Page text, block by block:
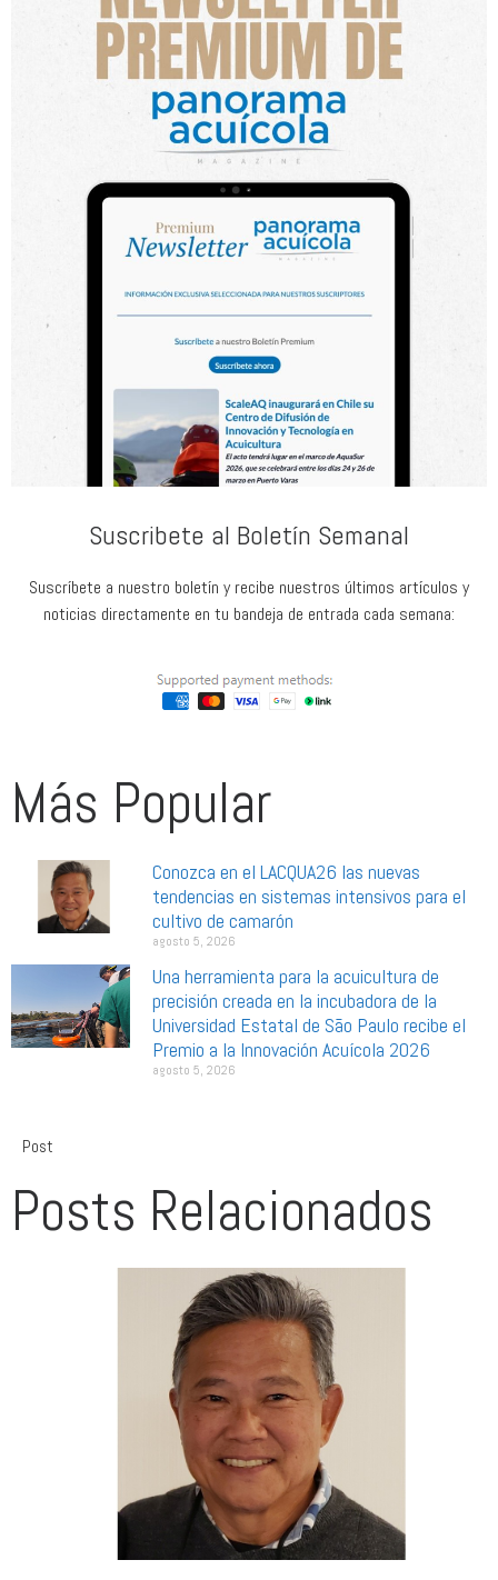
Suscribete al Boletín Semanal
Suscríbete a nuestro boletín y recibe nuestros últimos artículos y
noticias directamente en tu bandeja de entrada cada semana:
Más Popular
Conozca en el LACQUA26 las nuevas
tendencias en sistemas intensivos para el
cultivo de camarón
agosto 5, 2026
Una herramienta para la acuicultura de
precisión creada en la incubadora de la
Universidad Estatal de São Paulo recibe el
Premio a la Innovación Acuícola 2026
agosto 5, 2026
Post
Posts Relacionados